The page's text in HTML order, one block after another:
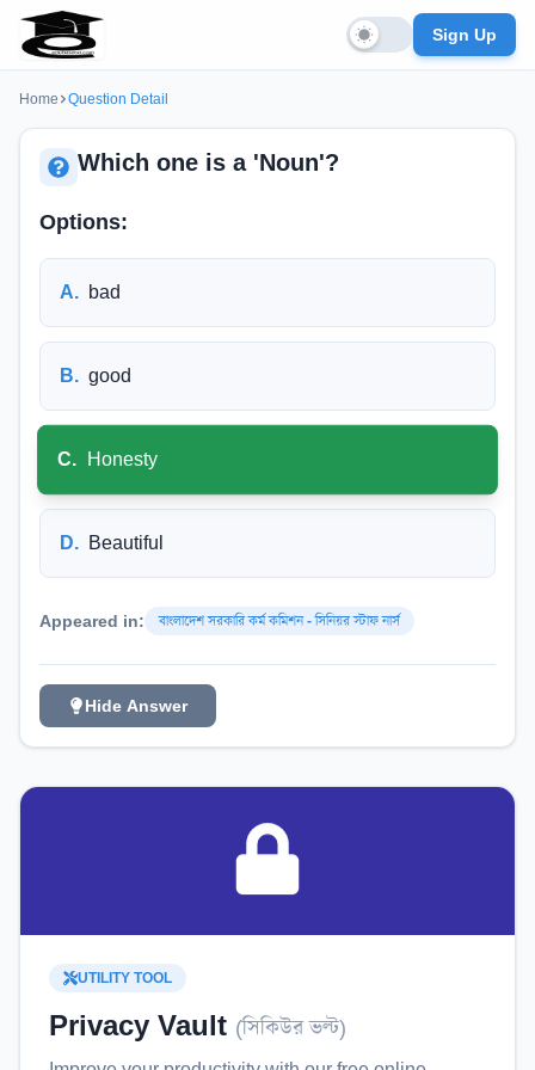
Sign Up
Home Question Detail
Which one is a 'Noun'?
Options:
A. bad
B. good
C. Honesty
D. Beautiful
Appeared in: বাংলাদেশ সরকারি কর্ম কমিশন - সিনিয়র স্টাফ নার্স
Hide Answer
UTILITY TOOL
Privacy Vault (সিকিউর ভল্ট)